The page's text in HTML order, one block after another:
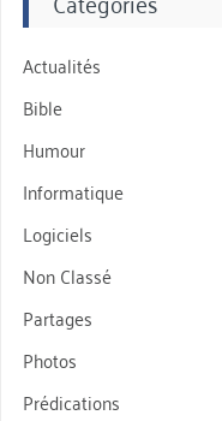
Actualités
Bible
Humour
Informatique
Logiciels
Non Classé
Partages
Photos
Prédications